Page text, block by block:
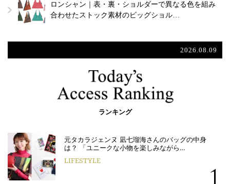
ロンシャン｜表・裏・ショルダーで異なる色を組み
合わせたストック素材のビッグショル…
2026.08.09
ランキング
元タカラジェンヌ 凪七瑠海さんのバッグの中身
は？ 「ユニークな小物を楽しみながら…
LIFESTYLE